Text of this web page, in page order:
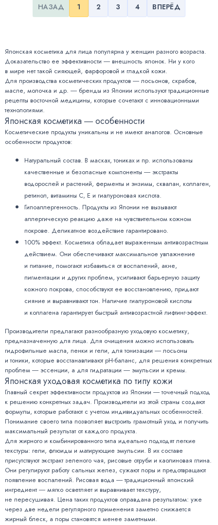
НАЗАД 1 2 3 4 ВПЕРЁД
Японская косметика для лица популярна у женщин разного возраста.
Доказательство ее эффективности ― внешность японок. Ни у кого
в мире нет такой сияющей, фарфоровой и гладкой кожи.
Для производства косметических продуктов ― лосьонов, скрабов,
масле, молочка и др. ― бренды из Японии используют традиционные
рецепты восточной медицины, которые сочетают с инновационными
технологиями.
Японская косметика ― особенности
Косметические продукты уникальны и не имеют аналогов. Основные
особенности продуктов:
Натуральный состав. В масках, тониках и пр. использованы
качественные и безопасные компоненты ― экстракты
водорослей и растений, ферменты и энзимы, сквалан, коллаген,
ретинол, витамины С, Е и гиалуроновая кислота.
Гипоаллергенность. Продукты из Японии не вызывают
аллергическую реакцию даже на чувствительном кожном
покрове. Деликатное воздействие гарантировано.
100% эффект. Косметика обладает выраженным антивозрастным
действием. Они обеспечивают максимальное увлажнение
и питание, помогают избавиться от воспалений, акне,
пигментации и других проблем, усиливают барьерную защиту
кожного покрова, способствуют ее восстановлению, придают
сияние и выравнивают тон. Наличие гиалуроновой кислоты
и коллагена гарантирует быстрый антивозрастной лифтинг-эффект.
Производители предлагают разнообразную уходовую косметику,
предназначенную для лица. Для очищения можно использовать
гидрофильные масла, пенки и гели, для тонизации ― лосьоны
и тоники, которые восстанавливают pH-баланс, для решения конкретных
проблем ― эссенции, а для гидратации ― эмульсии и кремы.
Японская уходовая косметика по типу кожи
Главный секрет эффективности продуктов из Японии ― точечный подход
к решению конкретных задач. Производители из этой страны создают
формулы, которые работают с учетом индивидуальных особенностей.
Понимание своего типа позволяет выстроить грамотный уход и получить
максимальный результат от каждого продукта.
Для жирного и комбинированного типа идеально подходят легкие
текстуры: гели, флюиды и матирующие эмульсии. В их составе
присутствуют экстракт зеленого чая, рисовые отруби и каолиновая глина.
Они регулируют работу сальных желез, сужают поры и предотвращают
появление воспалений. Рисовая вода ― традиционный японский
ингредиент ― мягко осветляет и выравнивает текстуру,
не пересушивая. Цена таких продуктов оправдана результатом: уже
через две недели регулярного применения заметно снижается
жирный блеск, а поры становятся менее заметными.